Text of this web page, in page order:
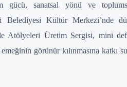
gücü, sanatsal yönü ve
Belediyesi Kültür Merkezi’nde
Atölyeleri Üretim Sergisi, mini
görünür kılınmasına katkı